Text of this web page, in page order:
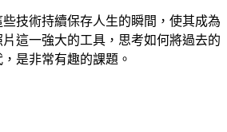
技術持續保存人生的瞬間，使其成為
這一強大的工具，思考如何將過去的
是非常有趣的課題。